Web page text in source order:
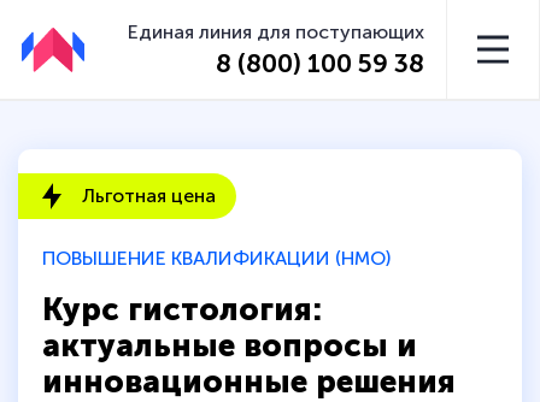
Единая линия для поступающих
8 (800) 100 59 38
ПОВЫШЕНИЕ КВАЛИФИКАЦИИ (НМО)
Курс гистология:
актуальные вопросы и
инновационные решения
Льготная цена